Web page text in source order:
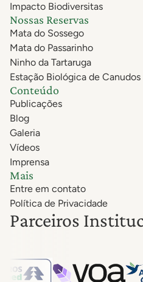
Impacto Biodiversitas
Nossas Reservas
Mata do Sossego
Mata do Passarinho
Ninho da Tartaruga
Estação Biológica de Canudos
Parceiros
Conteúdo
Publicações
Blog
Galeria
Vídeos
Imprensa
Mais
Entre em contato
Política de Privacidade